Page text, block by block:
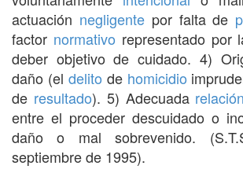
actuación negligentepor falta de
factor normativo representado por
deber objetivo de cuidado. 4)
daño (el delito de homicidio
de resultado). 5) Adecuada relación
entre el proceder descuidado o
daño o mal sobrevenido.
septiembre de 1995).